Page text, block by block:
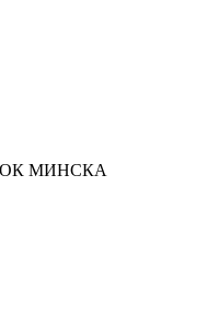
МИНСКА